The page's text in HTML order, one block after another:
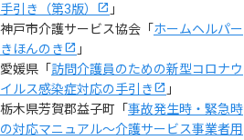
手引き（第3版）
」
神戸市介護サービス協会「ホームヘルパー
きほんのき
」
愛媛県「訪問介護員のための新型コロナウ
イルス感染症対応の手引き
」
栃木県芳賀郡益子町「事故発生時・緊急時
の対応マニュアル～介護サービス事業者用